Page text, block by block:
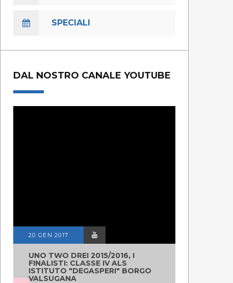
SPECIALI
DAL NOSTRO CANALE YOUTUBE
20 GEN 2017
UNO TWO DREI 2015/2016, I
FINALISTI: CLASSE IV ALS
ISTITUTO "DEGASPERI" BORGO
VALSUGANA